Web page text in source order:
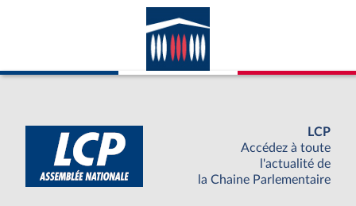
LCP
Accédez à toute
l'actualité de
la Chaine Parlementaire